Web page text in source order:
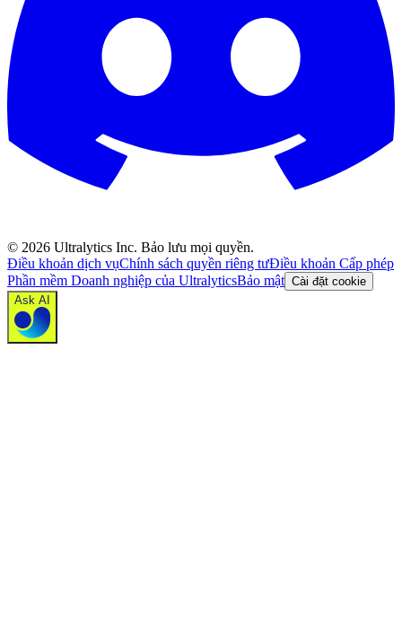
© 2026 Ultralytics Inc. Bảo lưu mọi quyền.
Điều khoản dịch vụChính sách quyền riêng tưĐiều khoản Cấp phép
Phần mềm Doanh nghiệp của UltralyticsBảo mật Cài đặt cookie
Ask AI